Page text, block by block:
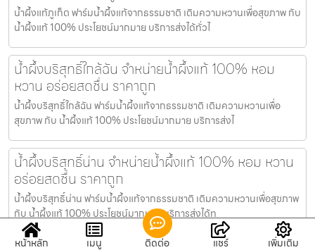
น้ำผึ้งแท้ภูเก็ต ฟาร์มน้ำผึ้งแท้จากธรรมชาติ เติมความหวานเพื่อสุขภาพ กับ
น้ำผึ้งแท้ 100% ประโยชน์มากมาย บริการส่งได้ทั่วไ
น้ำผึ้งบริสุทธิ์ใกล้ฉัน จำหน่ายน้ำผึ้งแท้ 100% หอม
หวาน อร่อยสดชื่น ราคาถูก
น้ำผึ้งบริสุทธิ์ใกล้ฉัน ฟาร์มน้ำผึ้งแท้จากธรรมชาติ เติมความหวานเพื่อ
สุขภาพ กับ น้ำผึ้งแท้ 100% ประโยชน์มากมาย บริการส่งไ
น้ำผึ้งบริสุทธิ์น่าน จำหน่ายน้ำผึ้งแท้ 100% หอม หวาน
อร่อยสดชื่น ราคาถูก
น้ำผึ้งบริสุทธิ์น่าน ฟาร์มน้ำผึ้งแท้จากธรรมชาติ เติมความหวานเพื่อสุขภาพ
กับ น้ำผึ้งแท้ 100% ประโยชน์มากมาย บริการส่งได้ท
หน้าหลัก เมนู ติดต่อ แชร์ เพิ่มเติม